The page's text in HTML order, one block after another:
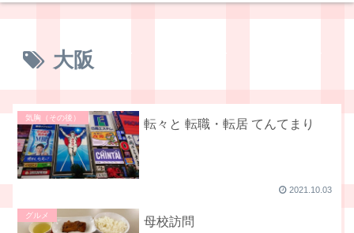
大阪
気胸（その後） 転々と 転職・転居 てんてまり
2021.10.03
グルメ 母校訪問